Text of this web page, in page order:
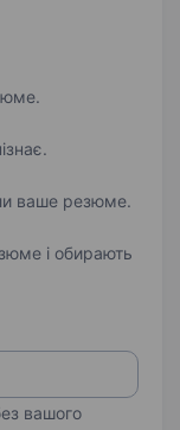
ваше резюме.
і обирають
вашого